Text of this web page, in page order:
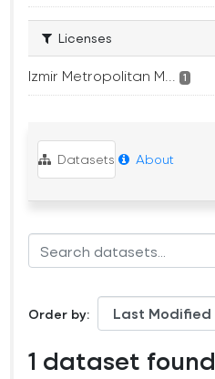
Licenses
Izmir Metropolitan M... 1
Datasets About
Order by
1 dataset found